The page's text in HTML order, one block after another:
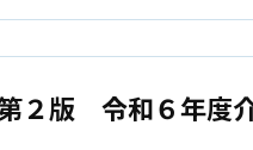
２版 令和６年度